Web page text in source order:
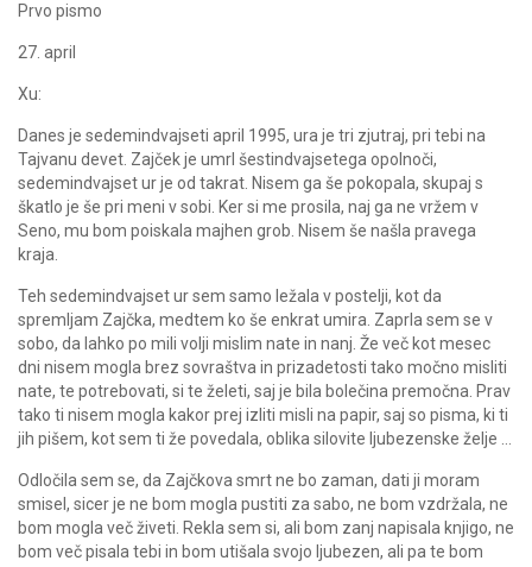
Prvo pismo
27. april
Xu:
Danes je sedemindvajseti april 1995, ura je tri zjutraj, pri tebi na
Tajvanu devet. Zajček je umrl šestindvajsetega opolnoči,
sedemindvajset ur je od takrat. Nisem ga še pokopala, skupaj s
škatlo je še pri meni v sobi. Ker si me prosila, naj ga ne vržem v
Seno, mu bom poiskala majhen grob. Nisem še našla pravega
kraja.
Teh sedemindvajset ur sem samo ležala v postelji, kot da
spremljam Zajčka, medtem ko še enkrat umira. Zaprla sem se v
sobo, da lahko po mili volji mislim nate in nanj. Že več kot mesec
dni nisem mogla brez sovraštva in prizadetosti tako močno misliti
nate, te potrebovati, si te želeti, saj je bila bolečina premočna. Prav
tako ti nisem mogla kakor prej izliti misli na papir, saj so pisma, ki ti
jih pišem, kot sem ti že povedala, oblika silovite ljubezenske želje …
Odločila sem se, da Zajčkova smrt ne bo zaman, dati ji moram
smisel, sicer je ne bom mogla pustiti za sabo, ne bom vzdržala, ne
bom mogla več živeti. Rekla sem si, ali bom zanj napisala knjigo, ne
bom več pisala tebi in bom utišala svojo ljubezen, ali pa te bom